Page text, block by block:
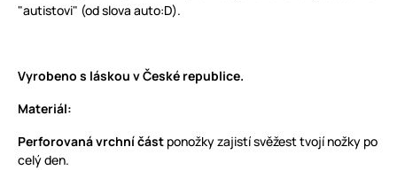
"autistovi" (od slova auto:D).
Vyrobeno s láskou v České republice.
Materiál:
Perforovaná vrchníčást ponožky zajistí svěžest tvojí nožky po
celý den.